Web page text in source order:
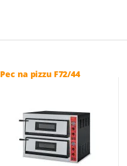
Pec na pizzu F72/44